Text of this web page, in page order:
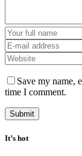
Save my name,
time I comment.
It’s hot